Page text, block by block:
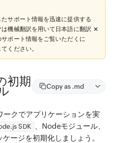
サポート情報を迅速に提供する
機械翻訳を用いて日本語に翻訳
ポート情報をご覧いただくに
ください。
初期 Copy as .md
クでアプリケーションを実
SDK 、Nodeモジュール、
ケージを初期化しましょう。